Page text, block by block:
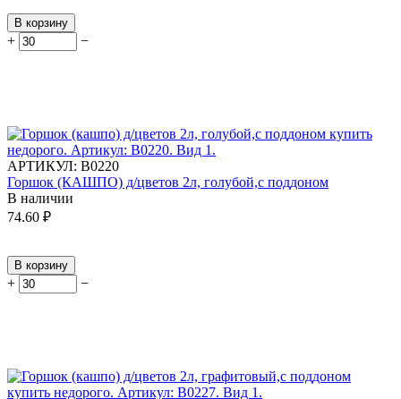
В корзину
+ −
АРТИКУЛ: В0220
Горшок (КАШПО) д/цветов 2л, голубой,с поддоном
В наличии
74.60 ₽
В корзину
+ −